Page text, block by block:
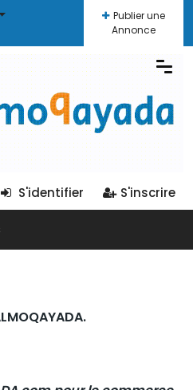
Publier une
Annonce
S'identifier S'inscrire